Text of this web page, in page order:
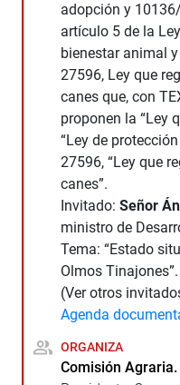
adopción y
artículo 5 de la
bienestar animal
27596, Ley que
canes que, con
proponen la “Ley
“Ley de
27596, “Ley que
canes”.
Invitado: Señor
ministro de
Tema: “Estado
Olmos Tinajones”.
(Ver otros
Agenda
ORGANIZA
Comisión Agraria.